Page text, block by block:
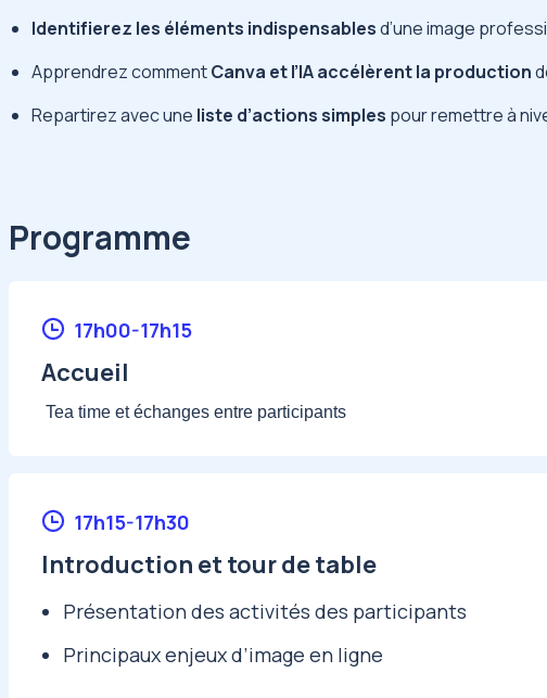
Identifierez les éléments indispensablesd’une image
Apprendrez commentCanva et l’IA accélèrent la production
Repartirez avec une liste d’actions simples pour remettre à
Programme
17h00-17h15
Accueil
Tea time et échanges entre participants
17h15-17h30
Introduction et tour de table
Présentation des activités des participants
Principaux enjeux d’image en ligne